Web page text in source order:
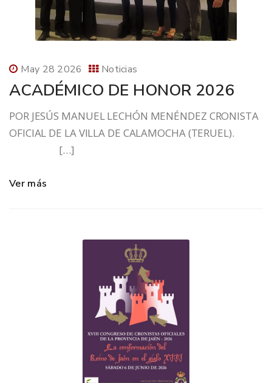
May 28 2026 Noticias
ACADÉMICO DE HONOR 2026
POR JESÚS MANUEL LECHÓN MENÉNDEZ CRONISTA
OFICIAL DE LA VILLA DE CALAMOCHA (TERUEL).
[…]
Ver más